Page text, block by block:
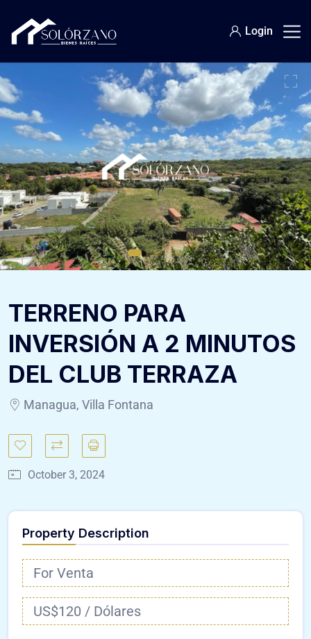
Login
TERRENO PARA
INVERSIÓN A 2 MINUTOS
DEL CLUB TERRAZA
Managua, Villa Fontana
October 3, 2024
Property Description
For Venta
US$120 / Dólares